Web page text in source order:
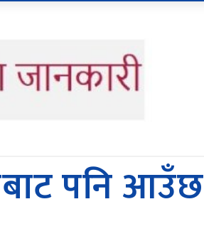
पनि आउँछ